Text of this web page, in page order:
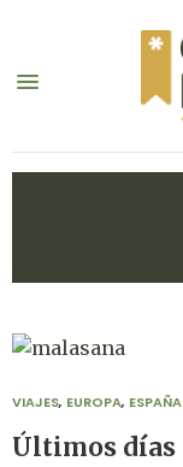
VIAJES, EUROPA, ESPAÑA
Últimos días